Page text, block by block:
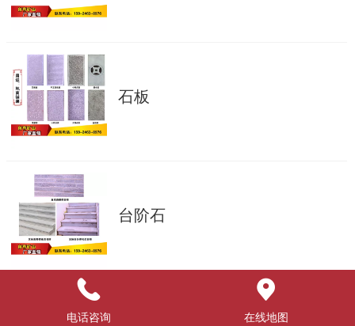
石板
台阶石
电话咨询 在线地图